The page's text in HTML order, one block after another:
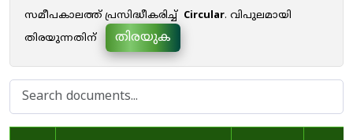
സമീപകാലത്ത് പ്രസിദ്ധീകരിച്ച് Circular. വിപുലമായി
തിരയുന്നതിന്
തിരയുക